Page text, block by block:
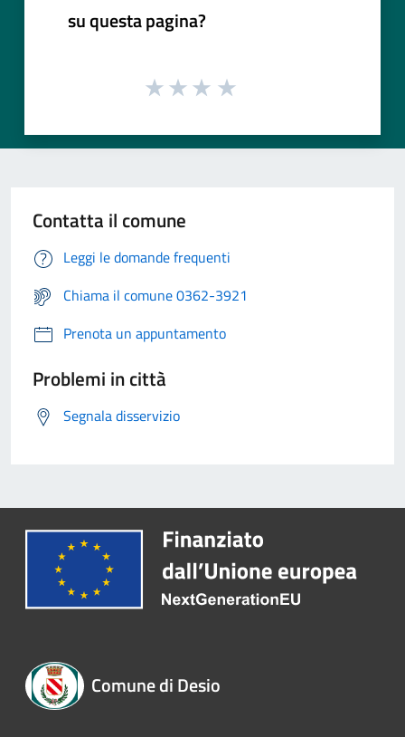
su questa pagina?
Contatta il comune
Leggi le domande frequenti
Chiama il comune 0362-3921
Prenota un appuntamento
Problemi in città
Segnala disservizio
Comune di Desio